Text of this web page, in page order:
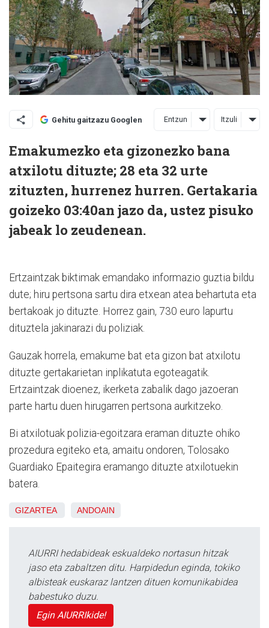
Gehitu gaitzazu Googlen Entzun Itzuli
Emakumezko eta gizonezko bana
atxilotu dituzte; 28 eta 32 urte
zituzten, hurrenez hurren. Gertakaria
goizeko 03:40an jazo da, ustez pisuko
jabeak lo zeudenean.
Ertzaintzak biktimak emandako informazio guztia bildu
dute; hiru pertsona sartu dira etxean atea behartuta eta
bertakoak jo dituzte. Horrez gain, 730 euro lapurtu
dituztela jakinarazi du poliziak.
Gauzak horrela, emakume bat eta gizon bat atxilotu
dituzte gertakarietan inplikatuta egoteagatik.
Ertzaintzak dioenez, ikerketa zabalik dago jazoeran
parte hartu duen hirugarren pertsona aurkitzeko.
Bi atxilotuak polizia-egoitzara eraman dituzte ohiko
prozedura egiteko eta, amaitu ondoren, Tolosako
Guardiako Epaitegira eramango dituzte atxilotuekin
batera.
GIZARTEA ANDOAIN
AIURRI hedabideak eskualdeko nortasun hitzak
jaso eta zabaltzen ditu. Harpidedun eginda, tokiko
albisteak euskaraz lantzen dituen komunikabidea
babestuko duzu.
Egin AIURRIkide!